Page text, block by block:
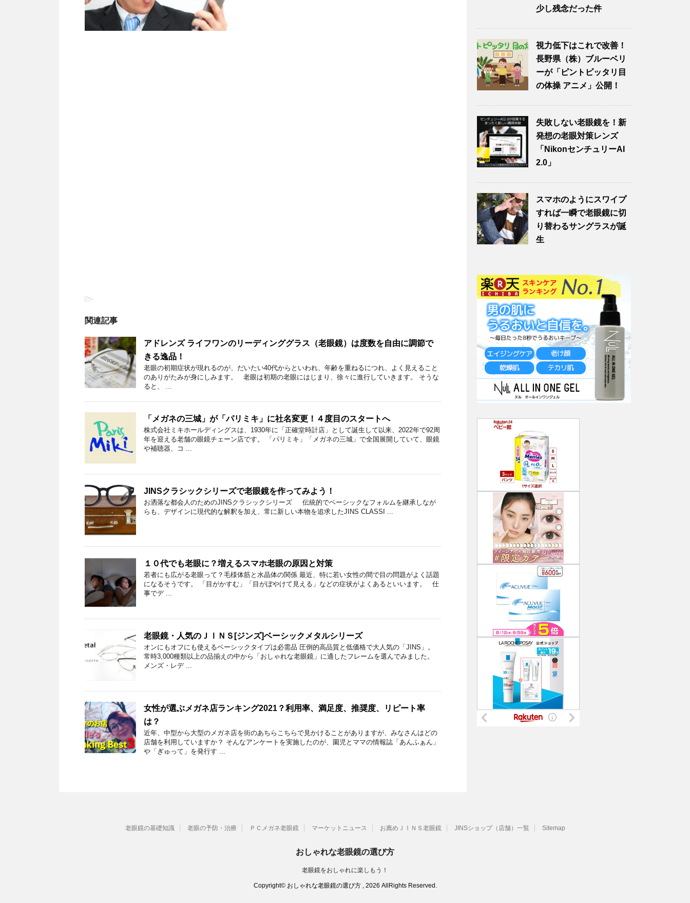
-
関連記事
アドレンズ ライフワンのリーディンググラス（老眼鏡）は度数を自由に調節で
きる逸品！
老眼の初期症状が現れるのが、だいたい40代からといわれ、年齢を重ねるにつれ、よく見えること
のありがたみが身にしみます。 老眼は初期の老眼にはじまり、徐々に進行していきます。 そうな
ると、 ...
「メガネの三城」が「パリミキ」に社名変更！４度目のスタートへ
株式会社ミキホールディングスは、1930年に「正確堂時計店」として誕生して以来、2022年で92周
年を迎える老舗の眼鏡チェーン店です。 「パリミキ」「メガネの三城」で全国展開していて、眼鏡
や補聴器、コ ...
JINSクラシックシリーズで老眼鏡を作ってみよう！
お洒落な都会人のためのJINSクラシックシリーズ 伝統的でベーシックなフォルムを継承しなが
らも、デザインに現代的な解釈を加え、常に新しい本物を追求したJINS CLASSI ...
１０代でも老眼に？増えるスマホ老眼の原因と対策
若者にも広がる老眼って？毛様体筋と水晶体の関係 最近、特に若い女性の間で目の問題がよく話題
になるそうです。 「目がかすむ」「目がぼやけて見える」などの症状がよくあるといいます。 仕
事でデ ...
老眼鏡・人気のＪＩＮＳ[ジンズ]ベーシックメタルシリーズ
オンにもオフにも使えるベーシックタイプは必需品 圧倒的高品質と低価格で大人気の「JINS」。
常時3,000種類以上の品揃えの中から「おしゃれな老眼鏡」に適したフレームを選んでみました。
メンズ・レデ ...
女性が選ぶメガネ店ランキング2021？利用率、満足度、推奨度、リピート率
は？
近年、中型から大型のメガネ店を街のあちらこちらで見かけることがありますが、みなさんはどの
店舗を利用していますか？ そんなアンケートを実施したのが、園児とママの情報誌「あんふぁん」
や「ぎゅって」を発行す ...
少し残念だった件
視力低下はこれで改善！
長野県（株）ブルーベリ
ーが「ピントピッタリ目
の体操 アニメ」公開！
失敗しない老眼鏡を！新
発想の老眼対策レンズ
「NikonセンチュリーAI
2.0」
スマホのようにスワイプ
すれば一瞬で老眼鏡に切
り替わるサングラスが誕
生
老眼鏡の基礎知識 老眼の予防・治療 ＰＣメガネ老眼鏡 マーケットニュース お薦めＪＩＮＳ老眼鏡 JINSショップ（店舗）一覧 Sitemap
おしゃれな老眼鏡の選び方
老眼鏡をおしゃれに楽しもう！
Copyright© おしゃれな老眼鏡の選び方 , 2026 AllRights Reserved.